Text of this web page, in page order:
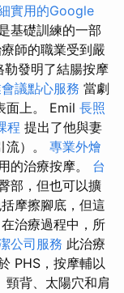
實用的Google
基礎訓練的一部
師的職業受到嚴
勒發明了結腸按摩
議點心服務 當劇
面上。 Emil 長照
程 提出了他與妻
）。 專業外燴
的治療按摩。 台
部，但也可以擴
摩擦腳底，但這
在治療過程中，所
公司服務 此治療
PHS，按摩輔以
頸背、太陽穴和肩